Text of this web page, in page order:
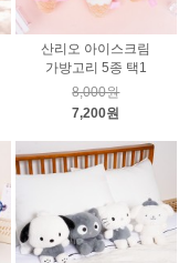
산리오 아이스크림
가방고리 5종 택1
8,000원
7,200원